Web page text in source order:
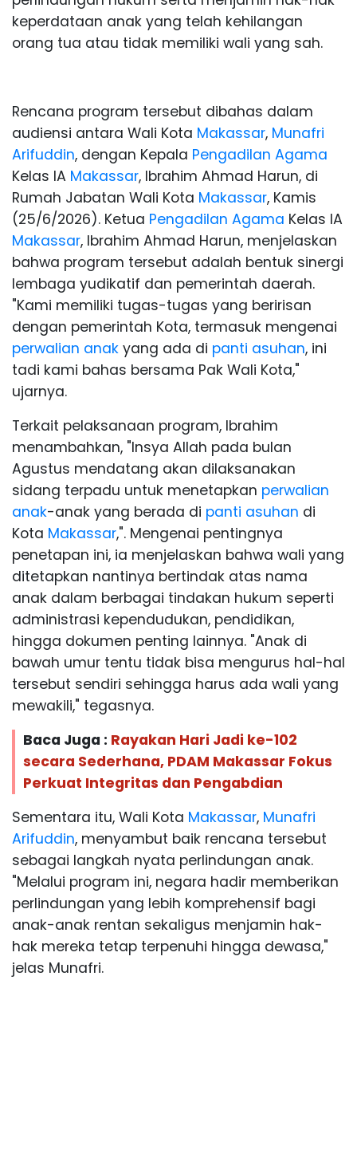
keperdataan anak yang telah kehilangan
orang tua atau tidak memiliki wali yang sah.
Rencana program tersebut dibahas dalam
audiensi antara Wali Kota Makassar, Munafri
Arifuddin, dengan Kepala Pengadilan Agama
Kelas IA Makassar, Ibrahim Ahmad Harun, di
Rumah Jabatan Wali Kota Makassar, Kamis
(25/6/2026). Ketua Pengadilan Agama Kelas IA
Makassar, Ibrahim Ahmad Harun, menjelaskan
bahwa program tersebut adalah bentuk sinergi
lembaga yudikatif dan pemerintah daerah.
"Kami memiliki tugas-tugas yang beririsan
dengan pemerintah Kota, termasuk mengenai
perwalian anak yang ada di panti asuhan, ini
tadi kami bahas bersama Pak Wali Kota,"
ujarnya.
Terkait pelaksanaan program, Ibrahim
menambahkan, "Insya Allah pada bulan
Agustus mendatang akan dilaksanakan
sidang terpadu untuk menetapkan perwalian
anak-anak yang berada di panti asuhan di
Kota Makassar,". Mengenai pentingnya
penetapan ini, ia menjelaskan bahwa wali yang
ditetapkan nantinya bertindak atas nama
anak dalam berbagai tindakan hukum seperti
administrasi kependudukan, pendidikan,
hingga dokumen penting lainnya. "Anak di
bawah umur tentu tidak bisa mengurus hal-hal
tersebut sendiri sehingga harus ada wali yang
mewakili," tegasnya.
Baca Juga : Rayakan Hari Jadi ke-102
secara Sederhana, PDAM Makassar Fokus
Perkuat Integritas dan Pengabdian
Sementara itu, Wali Kota Makassar, Munafri
Arifuddin, menyambut baik rencana tersebut
sebagai langkah nyata perlindungan anak.
"Melalui program ini, negara hadir memberikan
perlindungan yang lebih komprehensif bagi
anak-anak rentan sekaligus menjamin hak-
hak mereka tetap terpenuhi hingga dewasa,"
jelas Munafri.